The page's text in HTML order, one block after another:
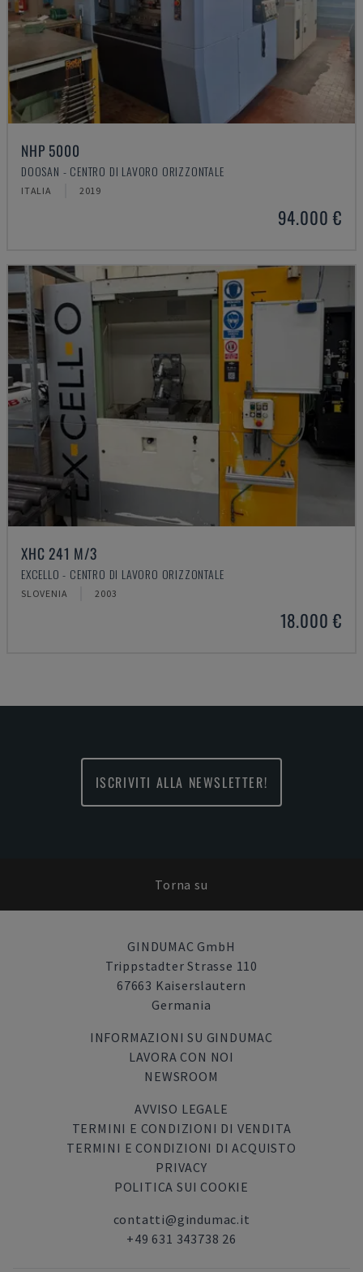
NHP 5000
DOOSAN - CENTRO DI LAVORO ORIZZONTALE
ITALIA 2019
94.000 €
XHC 241 M/3
EXCELLO - CENTRO DI LAVORO ORIZZONTALE
SLOVENIA 2003
18.000 €
ISCRIVITI ALLA NEWSLETTER!
Torna su
GINDUMAC GmbH
Trippstadter Strasse 110
67663 Kaiserslautern
Germania
INFORMAZIONI SU GINDUMAC
LAVORA CON NOI
NEWSROOM
AVVISO LEGALE
TERMINI E CONDIZIONI DI VENDITA
TERMINI E CONDIZIONI DI ACQUISTO
PRIVACY
POLITICA SUI COOKIE
contatti@gindumac.it
+49 631 343738 26